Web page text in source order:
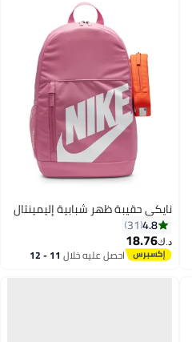
7
نايكي حقيبة ظهر شبابية إليمينتال
4.8
31
د.ك‏18.76
احصل عليه خلال 11 - 12